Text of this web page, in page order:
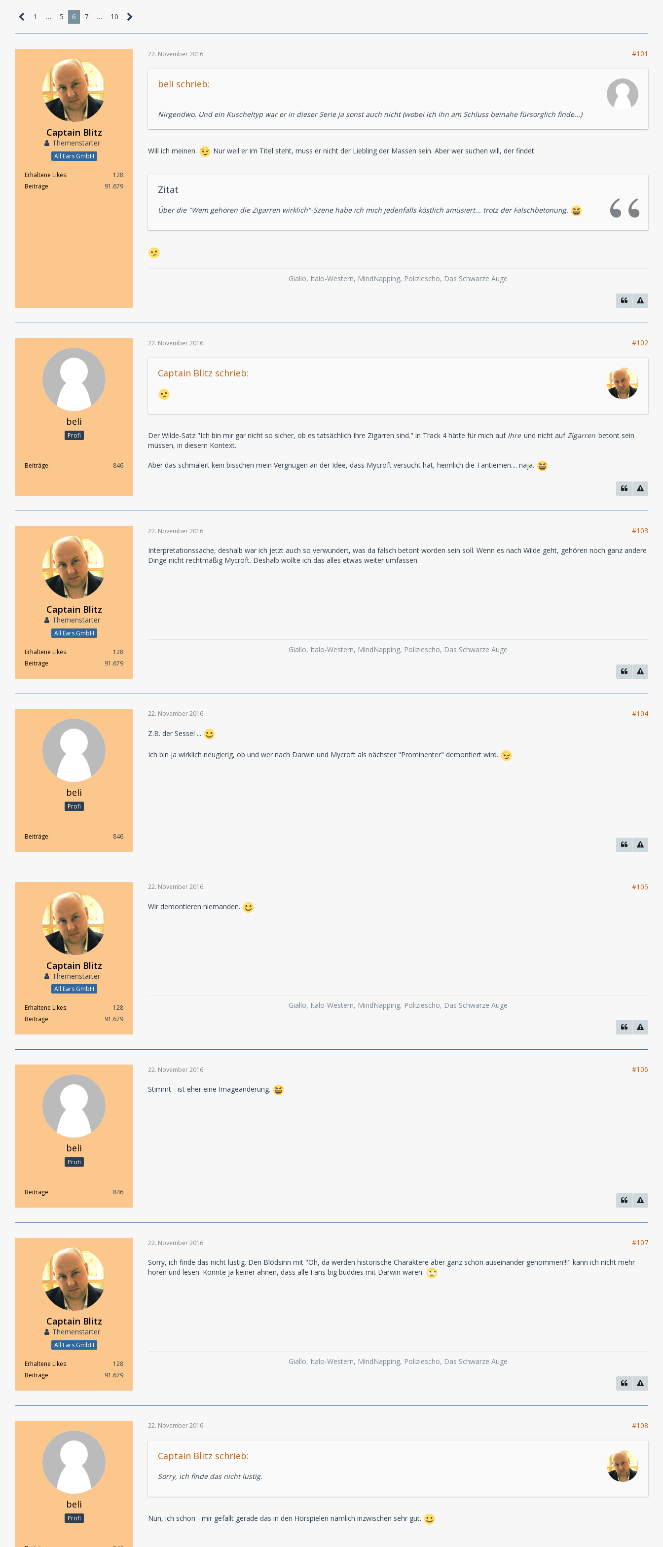
1 … 5 6 7 … 10
Captain Blitz
Themenstarter
All Ears GmbH
Erhaltene Likes
128
Beiträge
91.679
22. November 2016 #101
beli schrieb:
Nirgendwo. Und ein Kuscheltyp war er in dieser Serie ja sonst auch nicht (wobei ich ihn am Schluss beinahe fürsorglich finde...)
Will ich meinen. Nur weil er im Titel steht, muss er nicht der Liebling der Massen sein. Aber wer suchen will, der findet.
Zitat
Über die "Wem gehören die Zigarren wirklich"-Szene habe ich mich jedenfalls köstlich amüsiert... trotz der Falschbetonung.
Giallo, Italo-Western, MindNapping, Poliziescho, Das Schwarze Auge
beli
Profi
Beiträge 846
22. November 2016 #102
Captain Blitz schrieb:
Der Wilde-Satz "Ich bin mir gar nicht so sicher, ob es tatsächlich Ihre Zigarren sind." in Track 4 hätte für mich auf Ihre und nicht aufZigarren betont sein
müssen, in diesem Kontext.
Aber das schmälert kein bisschen mein Vergnügen an der Idee, dass Mycroft versucht hat, heimlich die Tantiemen.... naja.
Captain Blitz
Themenstarter
All Ears GmbH
Erhaltene Likes
128
Beiträge
91.679
22. November 2016 #103
Interpretationssache, deshalb war ich jetzt auch so verwundert, was da falsch betont worden sein soll. Wenn es nach Wilde geht, gehören noch ganz andere
Dinge nicht rechtmäßig Mycroft. Deshalb wollte ich das alles etwas weiter umfassen.
Giallo, Italo-Western, MindNapping, Poliziescho, Das Schwarze Auge
beli
Profi
Beiträge 846
22. November 2016 #104
Z.B. der Sessel ...
Ich bin ja wirklich neugierig, ob und wer nach Darwin und Mycroft als nächster "Prominenter" demontiert wird.
Captain Blitz
Themenstarter
All Ears GmbH
Erhaltene Likes
128
Beiträge
91.679
22. November 2016 #105
Wir demontieren niemanden.
Giallo, Italo-Western, MindNapping, Poliziescho, Das Schwarze Auge
beli
Profi
Beiträge 846
22. November 2016 #106
Stimmt - ist eher eine Imageänderung.
Captain Blitz
Themenstarter
All Ears GmbH
Erhaltene Likes
128
Beiträge
91.679
22. November 2016 #107
Sorry, ich finde das nicht lustig. Den Blödsinn mit "Oh, da werden historische Charaktere aber ganz schön auseinander genommen!!!" kann ich nicht mehr
hören und lesen. Konnte ja keiner ahnen, dass alle Fans big buddies mit Darwin waren.
Giallo, Italo-Western, MindNapping, Poliziescho, Das Schwarze Auge
beli
Profi
22. November 2016 #108
Captain Blitz schrieb:
Sorry, ich finde das nicht lustig.
Nun, ich schon - mir gefällt gerade das in den Hörspielen nämlich inzwischen sehr gut.